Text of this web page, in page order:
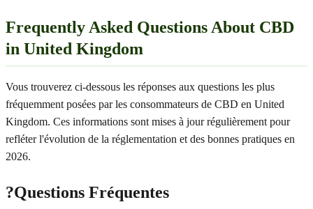
Frequently Asked Questions About CBD
in United Kingdom
Vous trouverez ci-dessous les réponses aux questions les plus
fréquemment posées par les consommateurs de CBD en United
Kingdom. Ces informations sont mises à jour régulièrement pour
refléter l'évolution de la réglementation et des bonnes pratiques en
2026.
?Questions Fréquentes